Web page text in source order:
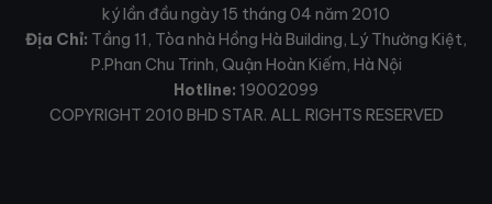
ký lần đầu ngày 15 tháng 04 năm 2010
Địa Chỉ: Tầng 11, Tòa nhà Hồng Hà Building, Lý Thường Kiệt,
P.Phan Chu Trinh, Quận Hoàn Kiếm, Hà Nội
Hotline: 19002099
COPYRIGHT 2010 BHD STAR. ALL RIGHTS RESERVED